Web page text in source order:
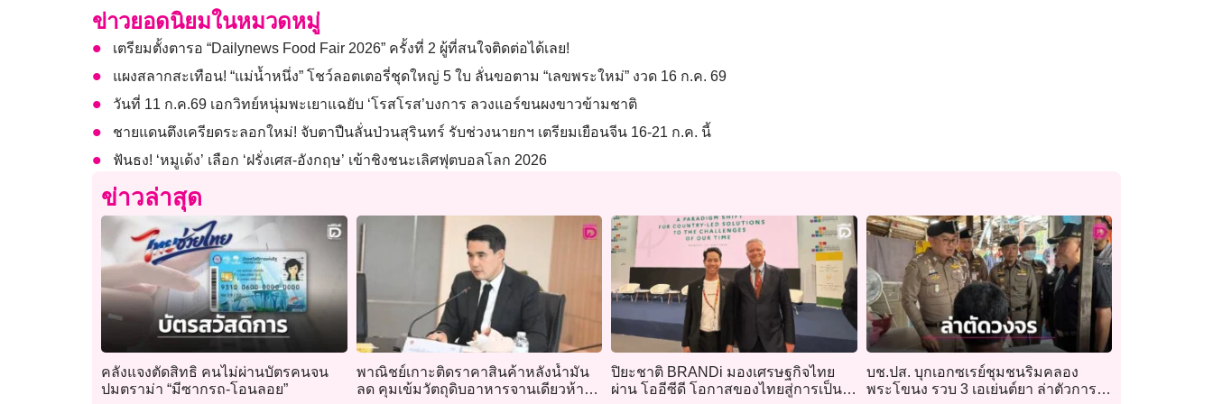
ข่าวยอดนิยมในหมวดหมู่
เตรียมตั้งตารอ “Dailynews Food Fair 2026” ครั้งที่ 2 ผู้ที่สนใจติดต่อได้เลย!
แผงสลากสะเทือน! “แม่น้ำหนึ่ง” โชว์ลอตเตอรี่ชุดใหญ่ 5 ใบ ลั่นขอตาม “เลขพระใหม่” งวด 16 ก.ค. 69
วันที่ 11 ก.ค.69 เอกวิทย์หนุ่มพะเยาแฉยับ ‘โรสโรส’บงการ ลวงแอร์ขนผงขาวข้ามชาติ
ชายแดนตึงเครียดระลอกใหม่! จับตาปืนลั่นป่วนสุรินทร์ รับช่วงนายกฯ เตรียมเยือนจีน 16-21 ก.ค. นี้
ฟันธง! ‘หมูเด้ง’ เลือก ‘ฝรั่งเศส-อังกฤษ’ เข้าชิงชนะเลิศฟุตบอลโลก 2026
ข่าวล่าสุด
คลังแจงตัดสิทธิ คนไม่ผ่านบัตรคนจน
ปมตราม่า “มีซากรถ-โอนลอย”
พาณิชย์เกาะติดราคาสินค้าหลังน้ำมัน
ลด คุมเข้มวัตถุดิบอาหารจานเดียวห้าม
ปิยะชาติ BRANDi มองเศรษฐกิจไทย
ผ่าน โออีซีดี โอกาสของไทยสู่การเป็น
บช.ปส. บุกเอกซเรย์ชุมชนริมคลอง
พระโขนง รวบ 3 เอเย่นต์ยา ล่าตัวการ